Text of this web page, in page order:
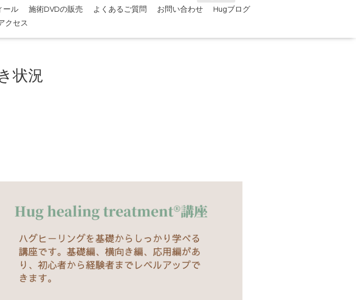
ール 施術DVDの販売 よくあるご質問 お問い合わせ
Hugブログ
クセス
状況